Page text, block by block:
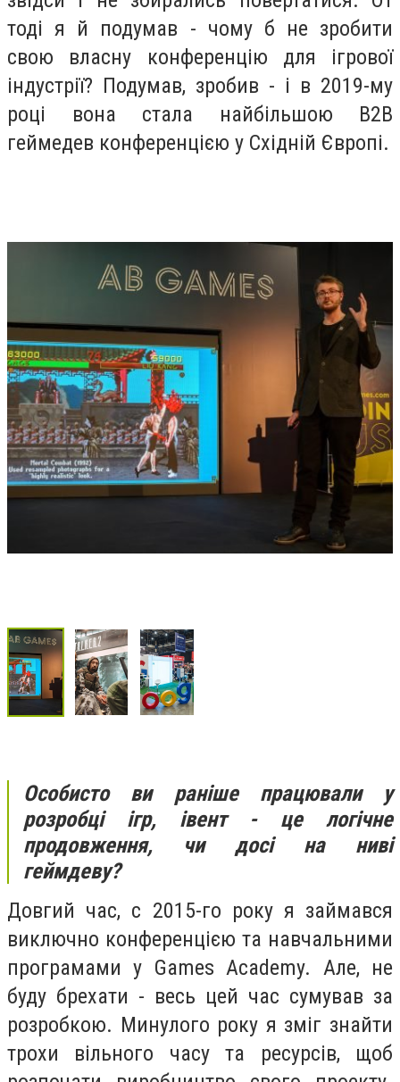
тоді я й подумав - чому б не зробити
свою власну конференцію для ігрової
індустрії? Подумав, зробив - і в 2019-му
році вона стала найбільшою В2В
геймедев конференцією у Східній Європі.
Особисто ви раніше працювали у
розробці ігр, івент - це логічне
продовження, чи досі на ниві
геймдеву?
Довгий час, с 2015-го року я займався
виключно конференцією та навчальними
програмами у Games Academy. Але, не
буду брехати - весь цей час сумував за
розробкою. Минулого року я зміг знайти
трохи вільного часу та ресурсів, щоб